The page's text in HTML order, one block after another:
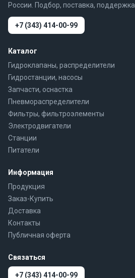
России. Подбор, поставка, поддержка.
+7 (343) 414-00-99
Каталог
Гидроклапаны, распределители
Гидростанции, насосы
Запчасти, оснастка
Пневмораспределители
Фильтры, фильтроэлементы
Электродвигатели
Станции
Питатели
Информация
Продукция
Заказ-Купить
Доставка
Контакты
Публичная оферта
Связаться
+7 (343) 414-00-99